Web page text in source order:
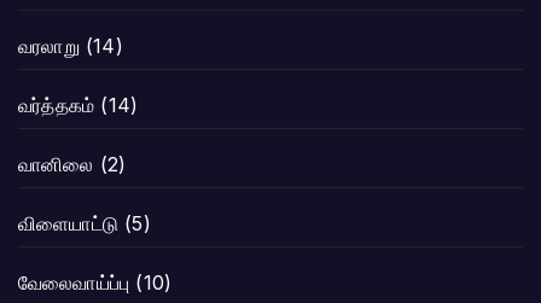
வரலாறு (14)
வர்த்தகம் (14)
வானிலை (2)
விளையாட்டு (5)
வேலைவாய்ப்பு (10)